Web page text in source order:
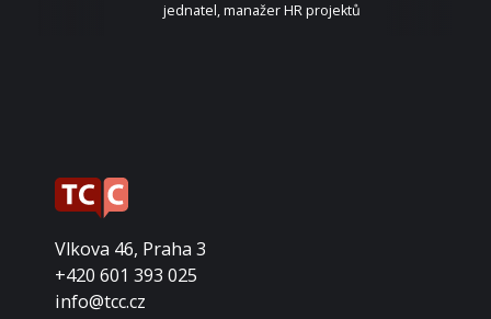
jednatel, manažer HR projektů
Vlkova 46, Praha 3
+420 601 393 025
info@tcc.cz